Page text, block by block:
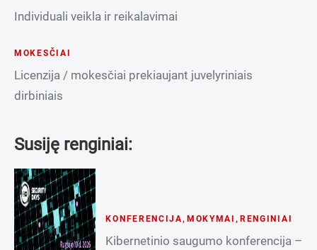
Individuali veikla ir reikalavimai
MOKESČIAI
Licenzija / mokesčiai prekiaujant juvelyriniais
dirbiniais
Susiję renginiai:
KONFERENCIJA , MOKYMAI , RENGINIAI
Kibernetinio saugumo konferencija –